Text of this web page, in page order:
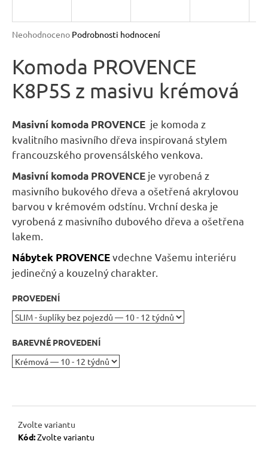
Průměrné
produktu
je
0,0
z
hvězdiček.
Neohodnoceno Podrobnosti hodnocení
Komoda PROVENCE
K8P5S z masivu krémová
Masivní komoda PROVENCE je komoda z
kvalitního masivního dřeva inspirovaná stylem
francouzského provensálského venkova.
Masivní komoda PROVENCE je vyrobená z
masivního bukového dřeva a ošetřená akrylovou
barvou v krémovém odstínu. Vrchní deska je
vyrobená z masivního dubového dřeva a ošetřena
lakem.
Nábytek PROVENCEvdechne Vašemu interiéru
jedinečný a kouzelný charakter.
PROVEDENÍ
BAREVNÉ PROVEDENÍ
Zvolte variantu
Kód:Zvolte variantu
a
t
?
D
o
p
o
r
č
u
e
m
DŘEVĚNÝ
TABURET
MEXICANA
SIL02